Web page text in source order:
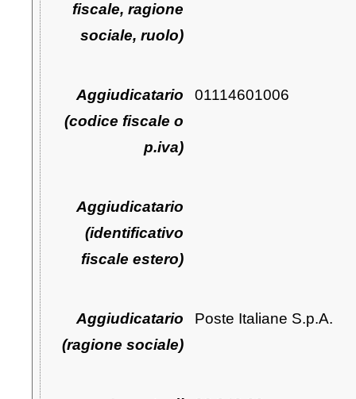
fiscale, ragione
sociale, ruolo)
Aggiudicatario
(codice fiscale o
p.iva)
01114601006
Aggiudicatario
(identificativo
fiscale estero)
Aggiudicatario
(ragione sociale)
Poste Italiane S.p.A.